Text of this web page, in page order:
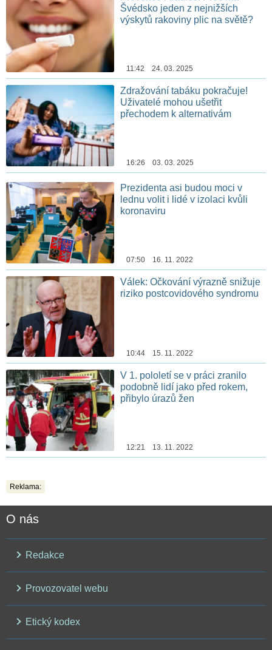
Švédsko jeden z nejnižších
výskytů rakoviny plic na světě?
11:42 24. 03. 2025
Zdražování tabáku pokračuje!
Uživatelé mohou ušetřit
přechodem k alternativám
16:26 03. 03. 2025
Prezidenta asi budou moci v
lednu volit i lidé v izolaci kvůli
koronaviru
07:50 16. 11. 2022
Válek: Očkování výrazně snižuje
riziko postcovidového syndromu
10:44 15. 11. 2022
V 1. pololetí se v práci zranilo
podobně lidí jako před rokem,
přibylo úrazů žen
12:21 13. 11. 2022
Reklama:
O nás
Redakce
Provozovatel webu
Etický kodex